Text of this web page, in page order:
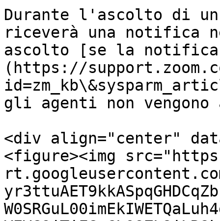
Durante l'ascolto di
riceverà una notifica
ascolto [se la
(https://
gli agenti non
<div align="center"
<figure><img